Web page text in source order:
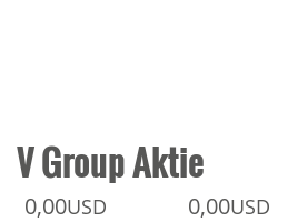
V Group Aktie
0,00USD 0,00USD